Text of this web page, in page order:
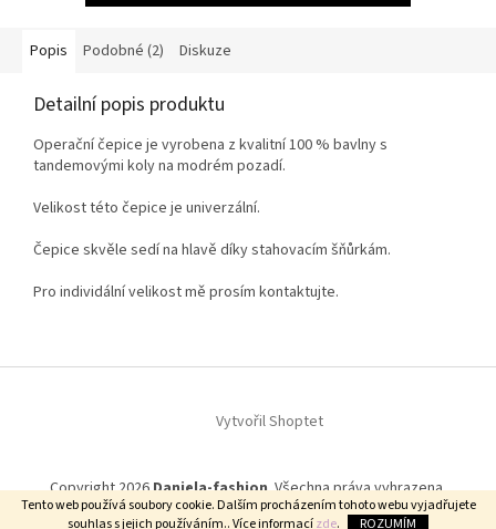
Tento web používá soubory cookie. Dalším procházením tohoto webu vyjadřujete
souhlas s jejich používáním.. Více informacízde. ROZUMÍM
Popis Podobné (2) Diskuze
Detailní popis produktu
Operační čepice je vyrobena z kvalitní 100 % bavlny s
tandemovými koly na modrém pozadí.
Velikost této čepice je univerzální.
Čepice skvěle sedí na hlavě díky stahovacím šňůrkám.
Pro individální velikost mě prosím kontaktujte.
Z
í
Vytvořil Shoptet
Copyright 2026Daniela-fashion. Všechna práva vyhrazena.